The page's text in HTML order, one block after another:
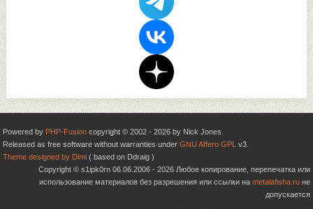
Powered by PHP-Fusion copyright © 2002 - 2026 by Nick Jones.
Released as free software without warranties under GNU Affero GPL v3.
Theme designed by Dimi ( based on Ddraig )
Copyright © s1ipk0rn 06.06.2006 - 2026 Любое копирование, перепечатка или
использование материалов без разрешения или ссылки на metalafisha.ru не
допускается